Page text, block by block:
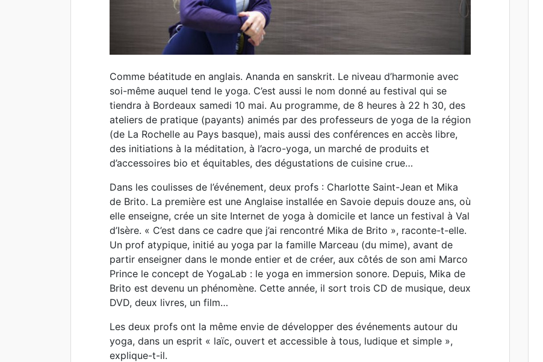
Comme béatitude en anglais. Ananda en sanskrit. Le niveau d’harmonie avec
soi-même auquel tend le yoga. C’est aussi le nom donné au festival qui se
tiendra à Bordeaux samedi 10 mai. Au programme, de 8 heures à 22 h 30, des
ateliers de pratique (payants) animés par des professeurs de yoga de la région
(de La Rochelle au Pays basque), mais aussi des conférences en accès libre,
des initiations à la méditation, à l’acro-yoga, un marché de produits et
d’accessoires bio et équitables, des dégustations de cuisine crue…
Dans les coulisses de l’événement, deux profs : Charlotte Saint-Jean et Mika
de Brito. La première est une Anglaise installée en Savoie depuis douze ans, où
elle enseigne, crée un site Internet de yoga à domicile et lance un festival à Val
d’Isère. « C’est dans ce cadre que j’ai rencontré Mika de Brito », raconte-t-elle.
Un prof atypique, initié au yoga par la famille Marceau (du mime), avant de
partir enseigner dans le monde entier et de créer, aux côtés de son ami Marco
Prince le concept de YogaLab : le yoga en immersion sonore. Depuis, Mika de
Brito est devenu un phénomène. Cette année, il sort trois CD de musique, deux
DVD, deux livres, un film…
Les deux profs ont la même envie de développer des événements autour du
yoga, dans un esprit « laïc, ouvert et accessible à tous, ludique et simple »,
explique-t-il.